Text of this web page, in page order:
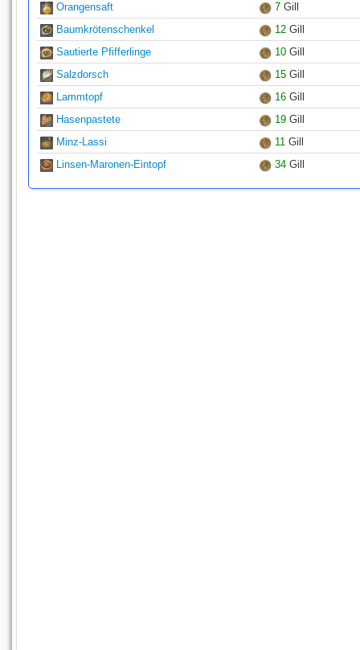
Orangensaft
7 Gill
Baumkrötenschenkel
12 Gill
Sautierte Pfifferlinge
10 Gill
Salzdorsch
15 Gill
Lammtopf
16 Gill
Hasenpastete
19 Gill
Minz-Lassi
11 Gill
Linsen-Maronen-Eintopf
34 Gill